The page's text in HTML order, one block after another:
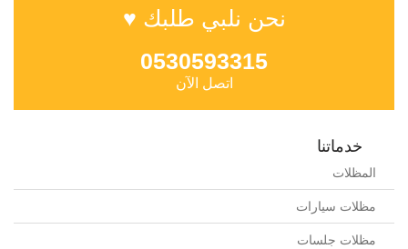
نحن نلبي طلبك ♥
0530593315
اتصل الآن
خدماتنا
المظلات
مظلات سيارات
مظلات جلسات